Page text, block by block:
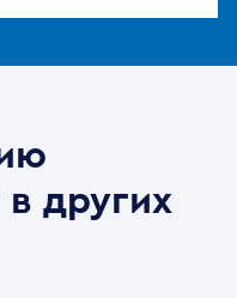
других